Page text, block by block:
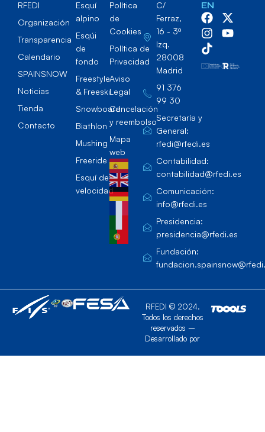
RFEDI
Organización
Transparencia
Calendario
SPAINSNOW
Noticias
Tienda
Contacto
Esquí
alpino
Esqúi
de
fondo
Freestyle
& Freeski
Snowboard
Biathlon
Mushing
Freeride
Esquí de
velocidad
Política
de
Cookies
Política de
Privacidad
Aviso
Legal
Cancelación
y reembolso
Mapa
web
C/
Ferraz,
16 - 3º
Izq.
28008
Madrid
91 376
99 30
Secretaría y
General:
rfedi@rfedi.es
Contabilidad:
contabilidad@rfedi.es
Comunicación:
info@rfedi.es
Presidencia:
presidencia@rfedi.es
Fundación:
EN
RFEDI © 2024.
Todos los derechos
reservados –
Desarrollado por